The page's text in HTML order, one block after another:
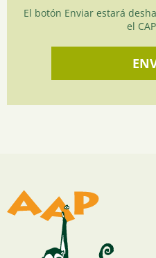
El botón Enviar estará
el